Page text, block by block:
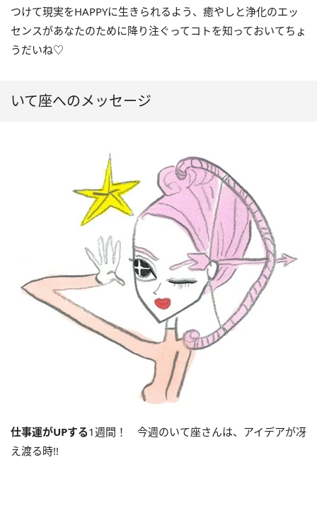
つけて現実をHAPPYに生きられるよう、癒やしと浄化のエッ
センスがあなたのために降り注ぐってコトを知っておいてちょ
うだいね♡
いて座へのメッセージ
仕事運がUPする1週間！ 今週のいて座さんは、アイデアが冴
え渡る時!!